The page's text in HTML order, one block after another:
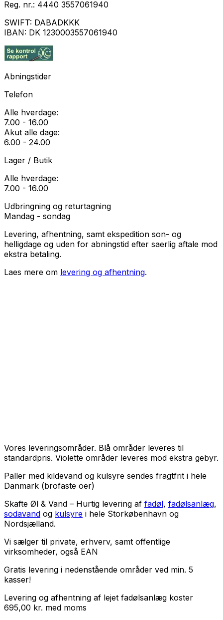
Reg. nr.: 4440 3557061940
SWIFT: DABADKKK
IBAN: DK 1230003557061940
Abningstider
Telefon
Alle hverdage:
7.00 - 16.00
Akut alle dage:
6.00 - 24.00
Lager / Butik
Alle hverdage:
7.00 - 16.00
Udbringning og returtagning
Mandag - sondag
Levering, afhentning, samt ekspedition son- og
helligdage og uden for abningstid efter saerlig aftale mod
ekstra betaling.
Laes mere om levering og afhentning.
Vores leveringsområder. Blå områder leveres til
standardpris. Violette områder leveres mod ekstra gebyr.
Paller med kildevand og kulsyre sendes fragtfrit i hele
Danmark (brofaste oer)
Skafte Øl & Vand – Hurtig levering af fadøl, fadølsanlæg,
sodavand og kulsyre i hele Storkøbenhavn og
Nordsjælland.
Vi sælger til private, erhverv, samt offentlige
virksomheder, også EAN
Gratis levering i nedenstående områder ved min. 5
kasser!
Levering og afhentning af lejet fadølsanlæg koster
695,00 kr. med moms